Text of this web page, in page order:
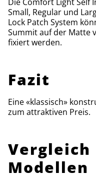
Small, Regular und
Lock Patch System
Summit auf der Matte
fixiert werden.
Fazit
Eine «klassisch»
zum attraktiven Preis.
Modellen